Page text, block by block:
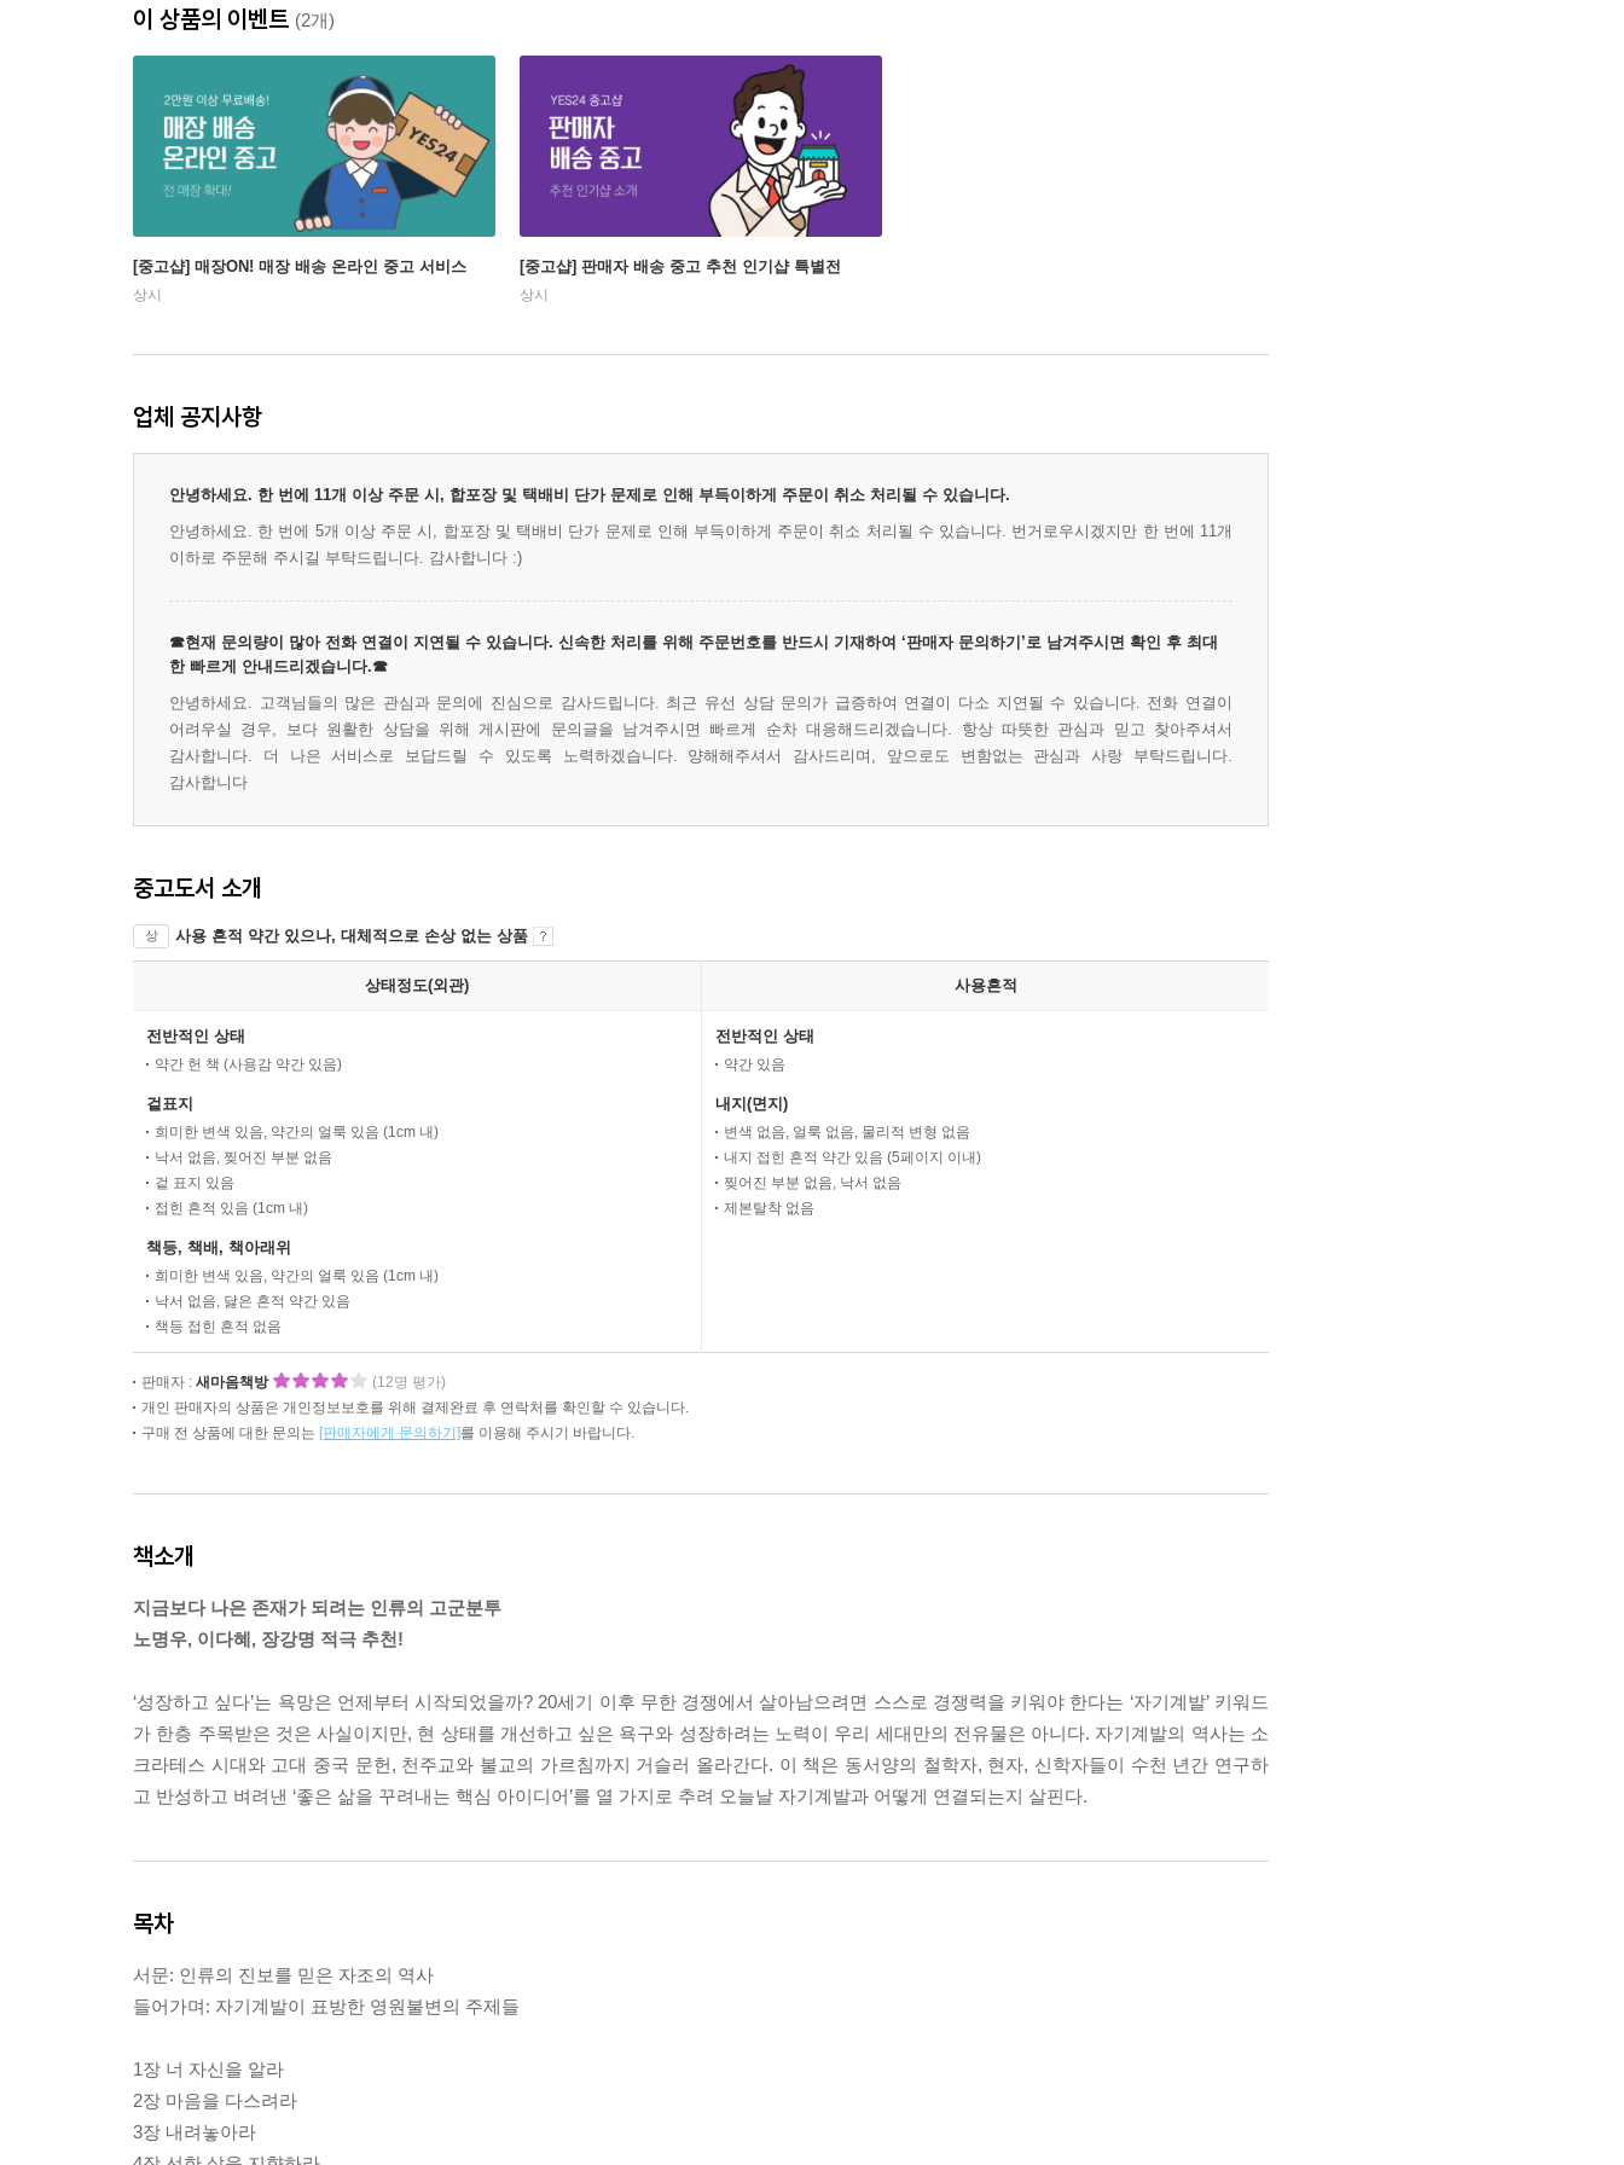
이 상품의 이벤트 (2개)
[중고샵] 매장ON! 매장 배송 온라인 중고 서비스
상시
[중고샵] 판매자 배송 중고 추천 인기샵 특별전
상시
업체 공지사항
안녕하세요. 한 번에 11개 이상 주문 시, 합포장 및 택배비 단가 문제로 인해 부득이하게 주문이 취소 처리될 수 있습니다.
안녕하세요. 한 번에 5개 이상 주문 시, 합포장 및 택배비 단가 문제로 인해 부득이하게 주문이 취소 처리될 수 있습니다. 번거로우시겠지만 한 번에 11개
이하로 주문해 주시길 부탁드립니다. 감사합니다 :)
☎현재 문의량이 많아 전화 연결이 지연될 수 있습니다. 신속한 처리를 위해 주문번호를 반드시 기재하여 ‘판매자 문의하기’로 남겨주시면 확인 후 최대
한 빠르게 안내드리겠습니다.☎
안녕하세요. 고객님들의 많은 관심과 문의에 진심으로 감사드립니다. 최근 유선 상담 문의가 급증하여 연결이 다소 지연될 수 있습니다. 전화 연결이
어려우실 경우, 보다 원활한 상담을 위해 게시판에 문의글을 남겨주시면 빠르게 순차 대응해드리겠습니다. 항상 따뜻한 관심과 믿고 찾아주셔서
감사합니다. 더 나은 서비스로 보답드릴 수 있도록 노력하겠습니다. 양해해주셔서 감사드리며, 앞으로도 변함없는 관심과 사랑 부탁드립니다.
감사합니다
중고도서 소개
상 사용 흔적 약간 있으나, 대체적으로 손상 없는 상품
상태정도(외관) 사용흔적
전반적인 상태
약간 헌 책 (사용감 약간 있음)
겉표지
희미한 변색 있음, 약간의 얼룩 있음 (1cm 내)
낙서 없음, 찢어진 부분 없음
겉 표지 있음
접힌 흔적 있음 (1cm 내)
책등, 책배, 책아래위
희미한 변색 있음, 약간의 얼룩 있음 (1cm 내)
낙서 없음, 닳은 흔적 약간 있음
책등 접힌 흔적 없음
전반적인 상태
약간 있음
내지(면지)
변색 없음, 얼룩 없음, 물리적 변형 없음
내지 접힌 흔적 약간 있음 (5페이지 이내)
찢어진 부분 없음, 낙서 없음
제본탈착 없음
판매자 : 새마음책방
(12명 평가)
개인 판매자의 상품은 개인정보보호를 위해 결제완료 후 연락처를 확인할 수 있습니다.
구매 전 상품에 대한 문의는 [판매자에게 문의하기]를 이용해 주시기 바랍니다.
책소개
지금보다 나은 존재가 되려는 인류의 고군분투
노명우, 이다혜, 장강명 적극 추천!
‘성장하고 싶다’는 욕망은 언제부터 시작되었을까? 20세기 이후 무한 경쟁에서 살아남으려면 스스로 경쟁력을 키워야 한다는 ‘자기계발’ 키워드
가 한층 주목받은 것은 사실이지만, 현 상태를 개선하고 싶은 욕구와 성장하려는 노력이 우리 세대만의 전유물은 아니다. 자기계발의 역사는 소
크라테스 시대와 고대 중국 문헌, 천주교와 불교의 가르침까지 거슬러 올라간다. 이 책은 동서양의 철학자, 현자, 신학자들이 수천 년간 연구하
고 반성하고 벼려낸 ‘좋은 삶을 꾸려내는 핵심 아이디어’를 열 가지로 추려 오늘날 자기계발과 어떻게 연결되는지 살핀다.
목차
서문: 인류의 진보를 믿은 자조의 역사
들어가며: 자기계발이 표방한 영원불변의 주제들
1장 너 자신을 알라
2장 마음을 다스려라
3장 내려놓아라